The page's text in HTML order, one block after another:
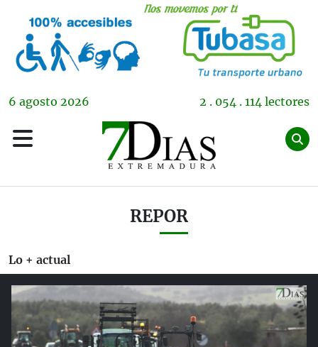
6 agosto 2026 2 . 054 . 114 lectores
REPOR
Lo + actual